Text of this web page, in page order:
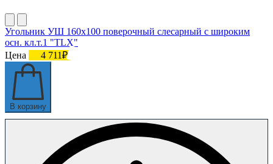
Угольник УШ 160х100 поверочный слесарный с широким
осн. кл.т.1 "TLX"
Цена
4 711₽
В корзину